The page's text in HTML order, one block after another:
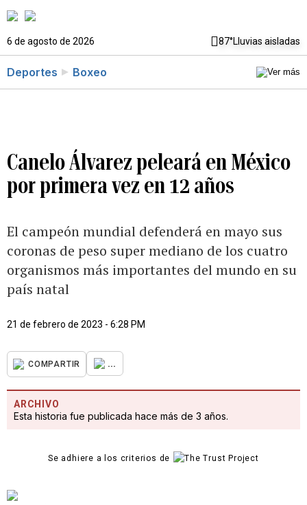
6 de agosto de 2026 87°Lluvias aisladas
Deportes Boxeo
Canelo Álvarez peleará en México
por primera vez en 12 años
El campeón mundial defenderá en mayo sus
coronas de peso super mediano de los cuatro
organismos más importantes del mundo en su
país natal
21 de febrero de 2023 - 6:28 PM
COMPARTIR ...
ARCHIVO
Esta historia fue publicada hace más de 3 años.
Se adhiere a los criterios de